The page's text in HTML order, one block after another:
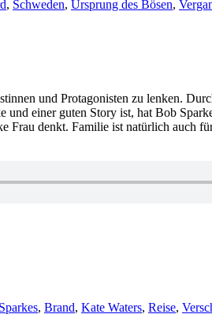
, Schweden, Ursprung des Bösen,
und Protagonisten zu lenken.
einer guten Story ist, hat Bob
Frau denkt. Familie ist natürlich
, Brand, Kate Waters, Reise,